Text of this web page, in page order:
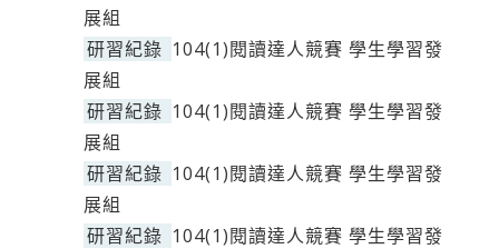
展組
研習紀錄 104(1)閱讀達人競賽 學生學習發
展組
研習紀錄 104(1)閱讀達人競賽 學生學習發
展組
研習紀錄 104(1)閱讀達人競賽 學生學習發
展組
研習紀錄 104(1)閱讀達人競賽 學生學習發